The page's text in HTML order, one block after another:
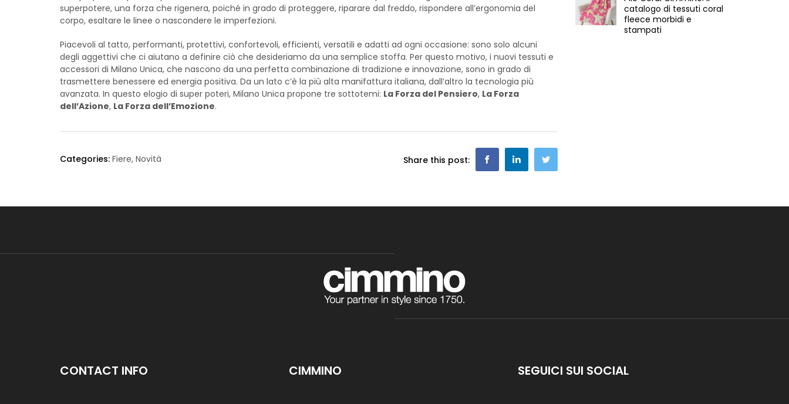
superpotere, una forza che rigenera, poiché in grado di proteggere, riparare dal freddo, rispondere all’ergonomia del
corpo, esaltare le linee o nascondere le imperfezioni.
Piacevoli al tatto, performanti, protettivi, confortevoli, efficienti, versatili e adatti ad ogni occasione: sono solo alcuni
degli aggettivi che ci aiutano a definire ciò che desideriamo da una semplice stoffa. Per questo motivo, i nuovi tessuti e
accessori di Milano Unica, che nascono da una perfetta combinazione di tradizione e innovazione, sono in grado di
trasmettere benessere ed energia positiva. Da un lato c’è la più alta manifattura italiana, dall’altro la tecnologia più
avanzata. In questo elogio di super poteri, Milano Unica propone tre sottotemi: La Forza del Pensiero, La Forza
dell’Azione, La Forza dell’Emozione.
Categories: Fiere, Novità Share this post:
catalogo di tessuti coral
fleece morbidi e
stampati
CONTACT INFO CIMMINO SEGUICI SUI SOCIAL